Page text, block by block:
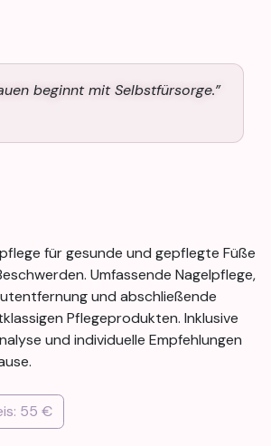
beginnt mit Selbstfürsorge.”
für gesunde und gepflegte Füße
Umfassende Nagelpflege,
und abschließende
Pflegeprodukten. Inklusive
und individuelle Empfehlungen
55 €